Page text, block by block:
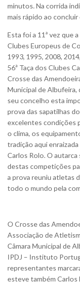
minutos. Na corrida
mais rápido ao
Esta foi a 11ª vez que
Clubes Europeus de
1993, 1995, 2008,
56ª Taça dos Clubes
Crosse das
Municipal de
seu concelho esta
prova das sapatilhas
excelentes condições
o clima, os
tradição aqui
Carlos Rolo. O autarca
destas competições
a prova reuniu atletas
todo o mundo pela
O Crosse das
Associação de
Câmara Municipal de
IPDJ – Instituto
representantes
esteve também Carlos